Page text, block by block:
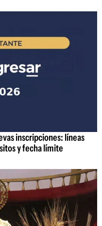
inscripciones: líneas
y fecha límite